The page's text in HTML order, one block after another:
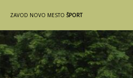
ZAVOD NOVO MESTO ŠPORT